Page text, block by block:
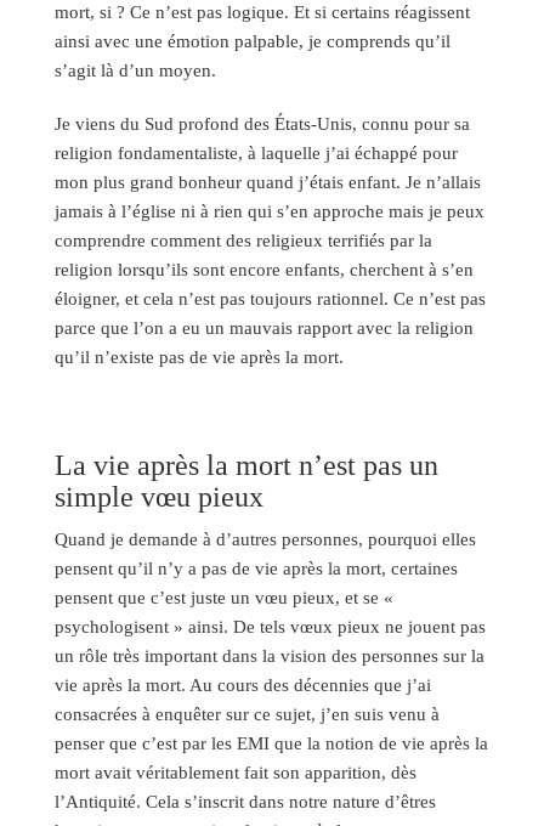
mort, si ? Ce n’est pas logique. Et si certains réagissent
ainsi avec une émotion palpable, je comprends qu’il
s’agit là d’un moyen.
Je viens du Sud profond des États-Unis, connu pour sa
religion fondamentaliste, à laquelle j’ai échappé pour
mon plus grand bonheur quand j’étais enfant. Je n’allais
jamais à l’église ni à rien qui s’en approche mais je peux
comprendre comment des religieux terrifiés par la
religion lorsqu’ils sont encore enfants, cherchent à s’en
éloigner, et cela n’est pas toujours rationnel. Ce n’est pas
parce que l’on a eu un mauvais rapport avec la religion
qu’il n’existe pas de vie après la mort.
La vie après la mort n’est pas un
simple vœu pieux
Quand je demande à d’autres personnes, pourquoi elles
pensent qu’il n’y a pas de vie après la mort, certaines
pensent que c’est juste un vœu pieux, et se «
psychologisent » ainsi. De tels vœux pieux ne jouent pas
un rôle très important dans la vision des personnes sur la
vie après la mort. Au cours des décennies que j’ai
consacrées à enquêter sur ce sujet, j’en suis venu à
penser que c’est par les EMI que la notion de vie après la
mort avait véritablement fait son apparition, dès
l’Antiquité. Cela s’inscrit dans notre nature d’êtres